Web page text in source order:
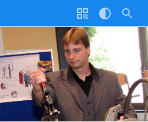
Code Kontrast
Geschw.